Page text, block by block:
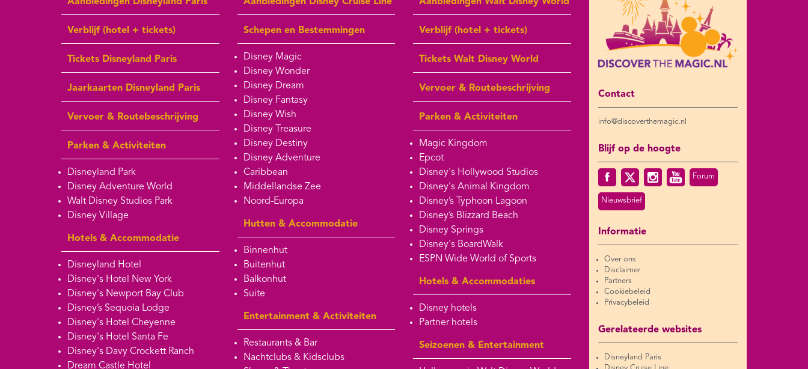
Verblijf (hotel + tickets)
Tickets Disneyland Paris
Jaarkaarten Disneyland Paris
Vervoer & Routebeschrijving
Parken & Activiteiten
Disneyland Park
Disney Adventure World
Walt Disney Studios Park
Disney Village
Hotels & Accommodatie
Disneyland Hotel
Disney's Hotel New York
Disney's Newport Bay Club
Disney’s Sequoia Lodge
Disney's Hotel Cheyenne
Disney's Hotel Santa Fe
Disney's Davy Crockett Ranch
Dream Castle Hotel
Schepen en Bestemmingen
Disney Magic
Disney Wonder
Disney Dream
Disney Fantasy
Disney Wish
Disney Treasure
Disney Destiny
Disney Adventure
Caribbean
Middellandse Zee
Noord-Europa
Hutten & Accommodatie
Binnenhut
Buitenhut
Balkonhut
Suite
Entertainment & Activiteiten
Restaurants & Bar
Nachtclubs & Kidsclubs
Verblijf (hotel + tickets)
Tickets Walt Disney World
Vervoer & Routebeschrijving
Parken & Activiteiten
Magic Kingdom
Epcot
Disney's Hollywood Studios
Disney's Animal Kingdom
Disney’s Typhoon Lagoon
Disney’s Blizzard Beach
Disney Springs
Disney's BoardWalk
ESPN Wide World of Sports
Hotels & Accommodaties
Disney hotels
Partner hotels
Seizoenen & Entertainment
Contact
info@discoverthemagic.nl
Blijf op de hoogte
Forum
Nieuwsbrief
Informatie
Over ons
Disclaimer
Partners
Cookiebeleid
Privacybeleid
Gerelateerde websites
Disneyland Paris